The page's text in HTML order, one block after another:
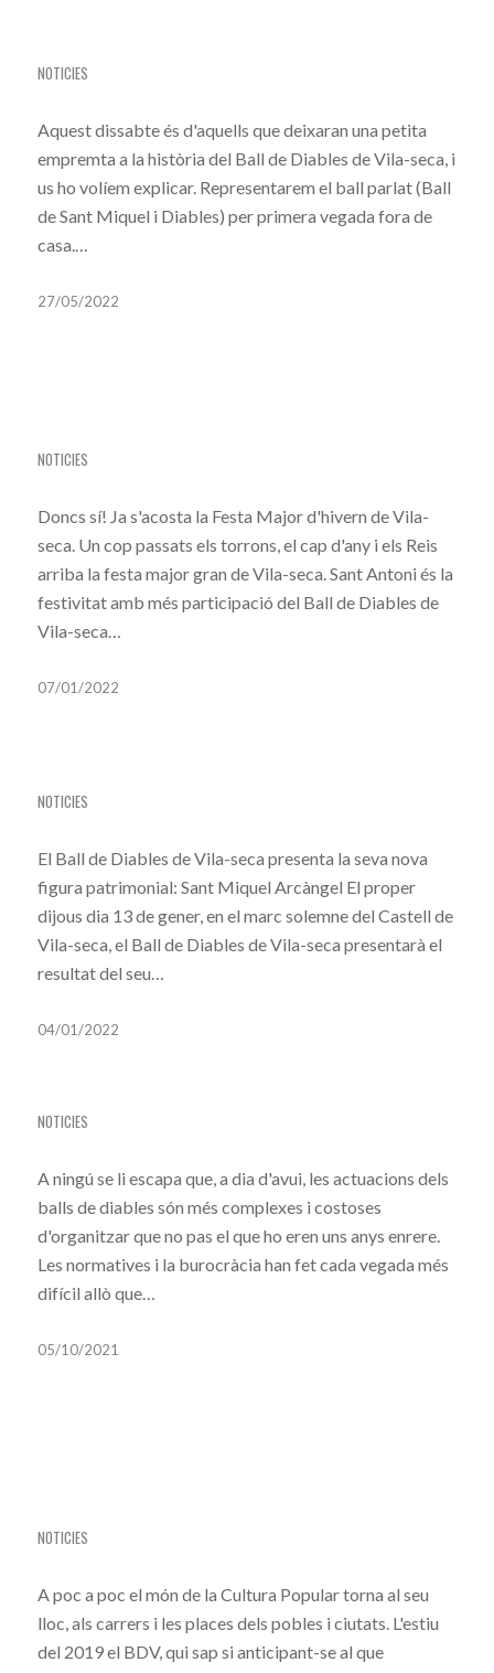
NOTICIES
Aquest dissabte és d'aquells que deixaran una petita
empremta a la història del Ball de Diables de Vila-seca, i
us ho volíem explicar. Representarem el ball parlat (Ball
de Sant Miquel i Diables) per primera vegada fora de
casa.…
27/05/2022
NOTICIES
Doncs sí! Ja s'acosta la Festa Major d'hivern de Vila-
seca. Un cop passats els torrons, el cap d'any i els Reis
arriba la festa major gran de Vila-seca. Sant Antoni és la
festivitat amb més participació del Ball de Diables de
Vila-seca…
07/01/2022
NOTICIES
El Ball de Diables de Vila-seca presenta la seva nova
figura patrimonial: Sant Miquel Arcàngel El proper
dijous dia 13 de gener, en el marc solemne del Castell de
Vila-seca, el Ball de Diables de Vila-seca presentarà el
resultat del seu…
04/01/2022
NOTICIES
A ningú se li escapa que, a dia d'avui, les actuacions dels
balls de diables són més complexes i costoses
d'organitzar que no pas el que ho eren uns anys enrere.
Les normatives i la burocràcia han fet cada vegada més
difícil allò que…
05/10/2021
NOTICIES
A poc a poc el món de la Cultura Popular torna al seu
lloc, als carrers i les places dels pobles i ciutats. L'estiu
del 2019 el BDV, qui sap si anticipant-se al que